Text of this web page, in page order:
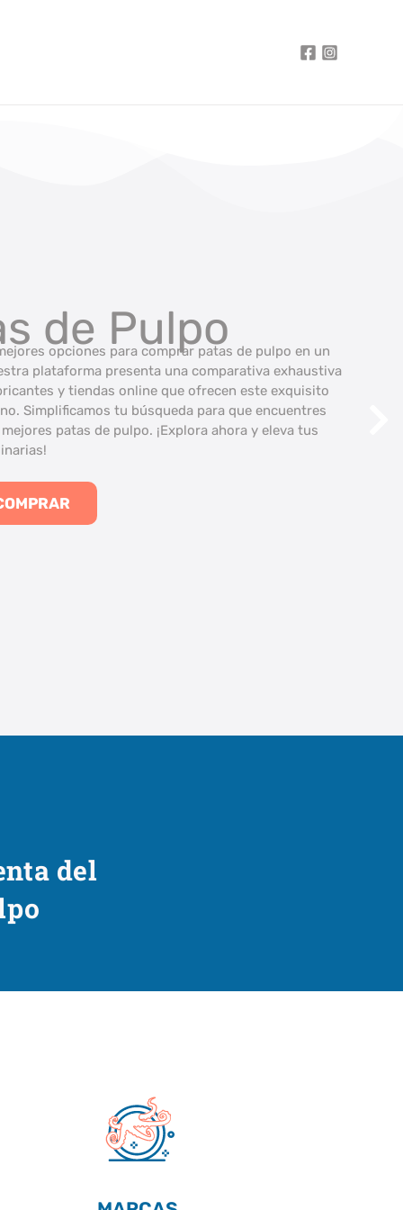
de Pulpo
opciones para comprar patas de pulpo en un
plataforma presenta una comparativa exhaustiva
y tiendas online que ofrecen este exquisito
Simplificamos tu búsqueda para que encuentres
patas de pulpo. ¡Explora ahora y eleva tus
del